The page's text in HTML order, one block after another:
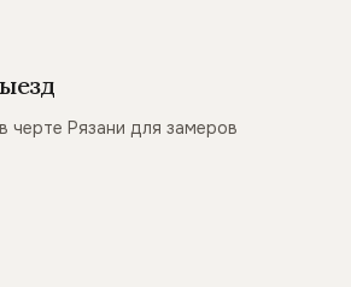
черте Рязани для замеров